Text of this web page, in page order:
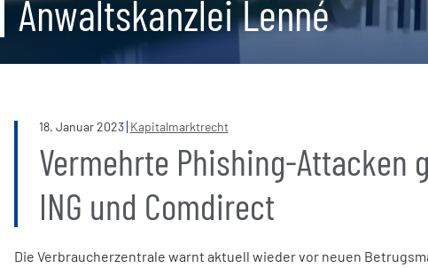
Anwaltskanzlei Lenné
18. Januar2023 Kapitalmarktrecht
Vermehrte Phishing-Attacken
ING und Comdirect
Die Verbraucherzentrale warnt aktuell wieder vor neuen